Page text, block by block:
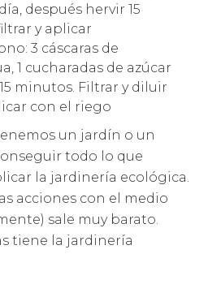
después hervir 15
y aplicar
3 cáscaras de
1 cucharadas de azúcar
minutos. Filtrar y diluir
con el riego
un jardín o un
todo lo que
la jardinería ecológica.
acciones con el medio
sale muy barato.
tiene la jardinería